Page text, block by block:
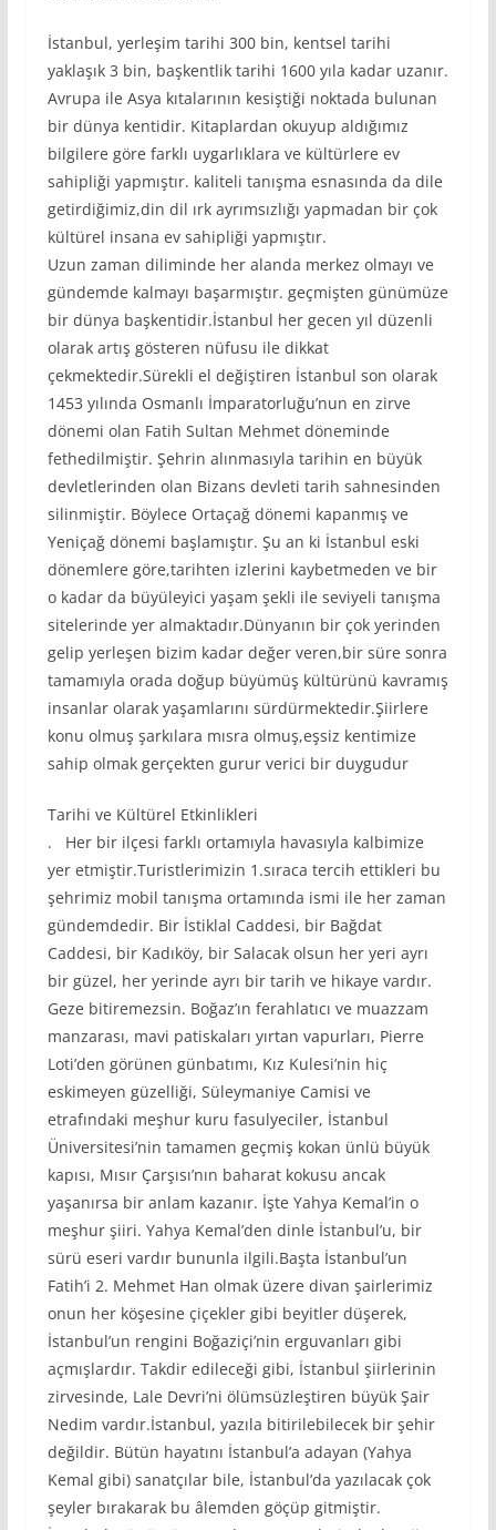
İstanbul, yerleşim tarihi 300 bin, kentsel tarihi
yaklaşık 3 bin, başkentlik tarihi 1600 yıla kadar uzanır.
Avrupa ile Asya kıtalarının kesiştiği noktada bulunan
bir dünya kentidir. Kitaplardan okuyup aldığımız
bilgilere göre farklı uygarlıklara ve kültürlere ev
sahipliği yapmıştır. kaliteli tanışma esnasında da dile
getirdiğimiz,din dil ırk ayrımsızlığı yapmadan bir çok
kültürel insana ev sahipliği yapmıştır.
Uzun zaman diliminde her alanda merkez olmayı ve
gündemde kalmayı başarmıştır. geçmişten günümüze
bir dünya başkentidir.İstanbul her gecen yıl düzenli
olarak artış gösteren nüfusu ile dikkat
çekmektedir.Sürekli el değiştiren İstanbul son olarak
1453 yılında Osmanlı İmparatorluğu’nun en zirve
dönemi olan Fatih Sultan Mehmet döneminde
fethedilmiştir. Şehrin alınmasıyla tarihin en büyük
devletlerinden olan Bizans devleti tarih sahnesinden
silinmiştir. Böylece Ortaçağ dönemi kapanmış ve
Yeniçağ dönemi başlamıştır. Şu an ki İstanbul eski
dönemlere göre,tarihten izlerini kaybetmeden ve bir
o kadar da büyüleyici yaşam şekli ile seviyeli tanışma
sitelerinde yer almaktadır.Dünyanın bir çok yerinden
gelip yerleşen bizim kadar değer veren,bir süre sonra
tamamıyla orada doğup büyümüş kültürünü kavramış
insanlar olarak yaşamlarını sürdürmektedir.Şiirlere
konu olmuş şarkılara mısra olmuş,eşsiz kentimize
sahip olmak gerçekten gurur verici bir duygudur
Tarihi ve Kültürel Etkinlikleri
. Her bir ilçesi farklı ortamıyla havasıyla kalbimize
yer etmiştir.Turistlerimizin 1.sıraca tercih ettikleri bu
şehrimiz mobil tanışma ortamında ismi ile her zaman
gündemdedir. Bir İstiklal Caddesi, bir Bağdat
Caddesi, bir Kadıköy, bir Salacak olsun her yeri ayrı
bir güzel, her yerinde ayrı bir tarih ve hikaye vardır.
Geze bitiremezsin. Boğaz’ın ferahlatıcı ve muazzam
manzarası, mavi patiskaları yırtan vapurları, Pierre
Loti’den görünen günbatımı, Kız Kulesi’nin hiç
eskimeyen güzelliği, Süleymaniye Camisi ve
etrafındaki meşhur kuru fasulyeciler, İstanbul
Üniversitesi’nin tamamen geçmiş kokan ünlü büyük
kapısı, Mısır Çarşısı’nın baharat kokusu ancak
yaşanırsa bir anlam kazanır. İşte Yahya Kemal’in o
meşhur şiiri. Yahya Kemal’den dinle İstanbul’u, bir
sürü eseri vardır bununla ilgili.Başta İstanbul’un
Fatih’i 2. Mehmet Han olmak üzere divan şairlerimiz
onun her köşesine çiçekler gibi beyitler düşerek,
İstanbul’un rengini Boğaziçi’nin erguvanları gibi
açmışlardır. Takdir edileceği gibi, İstanbul şiirlerinin
zirvesinde, Lale Devri’ni ölümsüzleştiren büyük Şair
Nedim vardır.İstanbul, yazıla bitirilebilecek bir şehir
değildir. Bütün hayatını İstanbul’a adayan (Yahya
Kemal gibi) sanatçılar bile, İstanbul’da yazılacak çok
şeyler bırakarak bu âlemden göçüp gitmiştir.